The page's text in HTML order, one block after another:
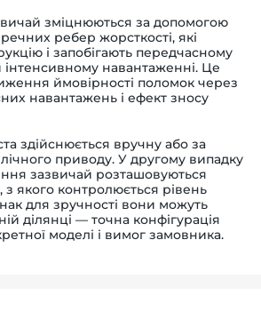
зміцнюються за допомогою
ребер жорсткості, які
і запобігають передчасному
інтенсивному навантаженні. Це
ймовірності поломок через
навантажень і ефект зносу
здійснюється вручну або за
приводу. У другому випадку
зазвичай розташовуються
з якого контролюється рівень
для зручності вони можуть
ділянці — точна конфігурація
моделі і вимог замовника.